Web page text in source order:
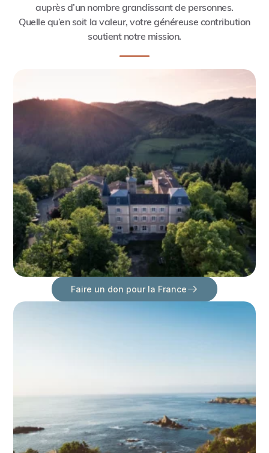
auprès d’un nombre grandissant de personnes.
Quelle qu’en soit la valeur, votre généreuse contribution
soutient notre mission.
Faire un don pour la France